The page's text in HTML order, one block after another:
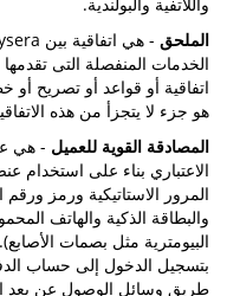
الملحق
اتفاقية أو قواعد أو تصريح
هو جزء لا يتجزأ من هذه
المصادقة القوية للعميل - هي
الاعتباري بناء على استخدام
المرور الاستاتيكية ورمز
والبطاقة الذكية والهاتف
البيومترية مثل بصمات
بتسجيل الدخول إلى حساب
طريق وسائل الوصول عن بعد